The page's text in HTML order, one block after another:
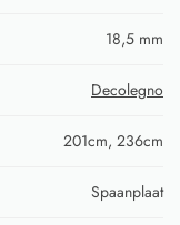
18,5 mm
Decolegno
201cm, 236cm
Spaanplaat